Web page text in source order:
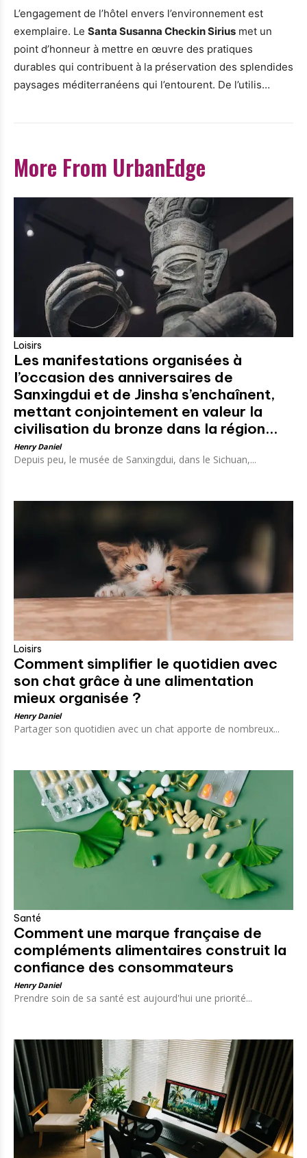
L’engagement de l’hôtel envers l’environnement est
exemplaire. Le Santa Susanna Checkin Sirius met un
point d’honneur à mettre en œuvre des pratiques
durables qui contribuent à la préservation des splendides
paysages méditerranéens qui l’entourent. De l’utilis…
More From UrbanEdge
Loisirs
Les manifestations organisées à
l’occasion des anniversaires de
Sanxingdui et de Jinsha s’enchaînent,
mettant conjointement en valeur la
civilisation du bronze dans la région...
Henry Daniel
Depuis peu, le musée de Sanxingdui, dans le Sichuan,...
Loisirs
Comment simplifier le quotidien avec
son chat grâce à une alimentation
mieux organisée ?
Henry Daniel
Partager son quotidien avec un chat apporte de nombreux...
Santé
Comment une marque française de
compléments alimentaires construit la
confiance des consommateurs
Henry Daniel
Prendre soin de sa santé est aujourd'hui une priorité...